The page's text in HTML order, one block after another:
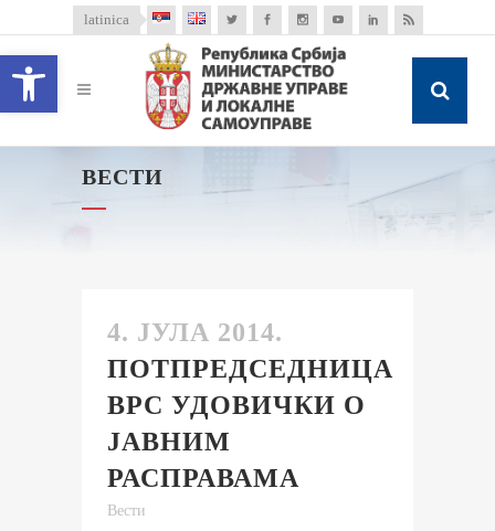
Open toolbar
latinica
ВЕСТИ
4. ЈУЛА 2014.
ПОТПРЕДСЕДНИЦА
ВРС УДОВИЧКИ О
ЈАВНИМ
РАСПРАВАМА
Вести